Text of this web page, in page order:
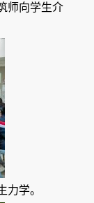
师向学生介
学。